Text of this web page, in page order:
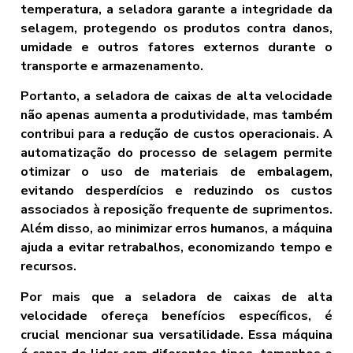
temperatura, a seladora garante a integridade da
selagem, protegendo os produtos contra danos,
umidade e outros fatores externos durante o
transporte e armazenamento.
Portanto, a seladora de caixas de alta velocidade
não apenas aumenta a produtividade, mas também
contribui para a redução de custos operacionais. A
automatização do processo de selagem permite
otimizar o uso de materiais de embalagem,
evitando desperdícios e reduzindo os custos
associados à reposição frequente de suprimentos.
Além disso, ao minimizar erros humanos, a máquina
ajuda a evitar retrabalhos, economizando tempo e
recursos.
Por mais que a seladora de caixas de alta
velocidade ofereça benefícios específicos, é
crucial mencionar sua versatilidade. Essa máquina